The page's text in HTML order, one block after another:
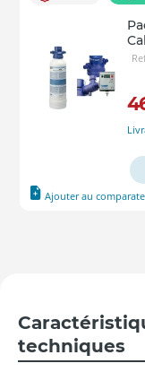
Ajouter au
techniques